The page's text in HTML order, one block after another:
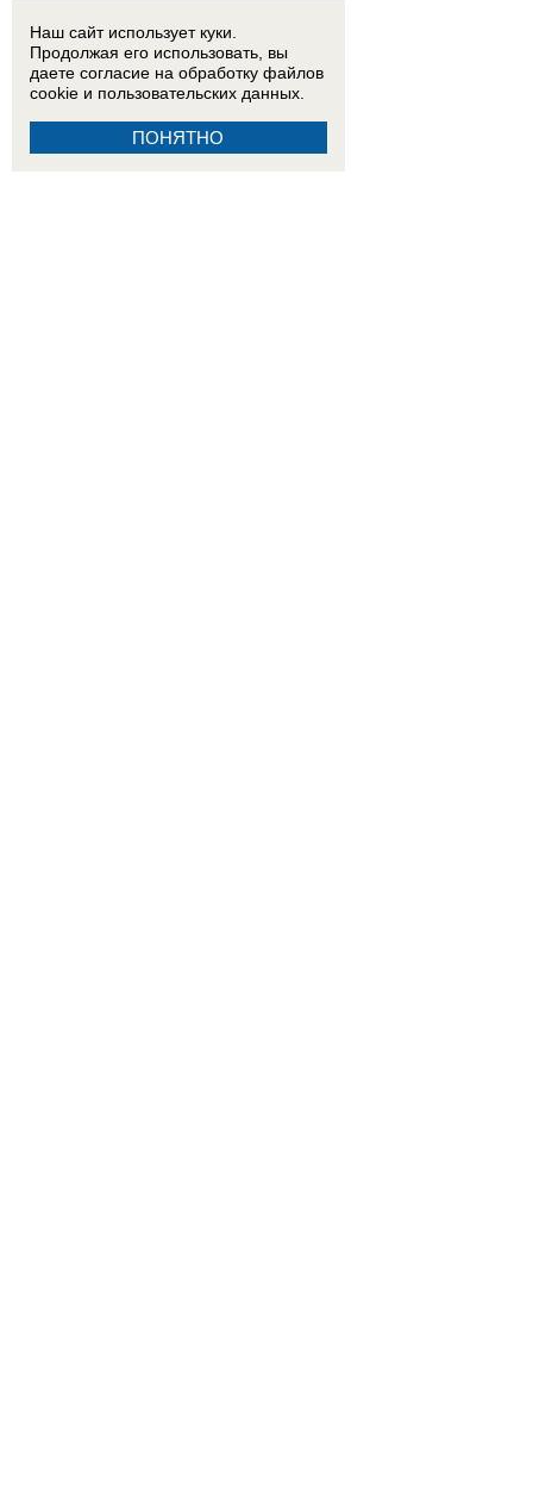
Наш сайт использует куки.
Продолжая его использовать, вы
даете согласие на обработку файлов
cookie и пользовательских данных.
ПОНЯТНО